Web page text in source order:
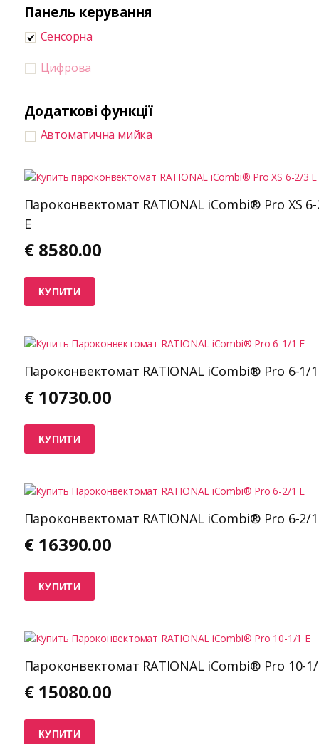
Панель керування
Сенсорна
Цифрова
Додаткові функції
Автоматична мийка
Пароконвектомат RATIONAL iCombi® Pro XS
E
€ 8580.00
КУПИТИ
Пароконвектомат RATIONAL iCombi® Pro 6-1/
€ 10730.00
КУПИТИ
Пароконвектомат RATIONAL iCombi® Pro 6-2/
€ 16390.00
КУПИТИ
Пароконвектомат RATIONAL iCombi® Pro 10-1/
€ 15080.00
КУПИТИ